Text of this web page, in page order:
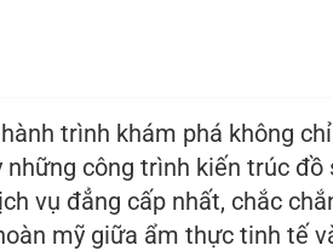
trình khám phá không
những công trình kiến trúc
vụ đẳng cấp nhất, chắc
mỹ giữa ẩm thực tinh tế